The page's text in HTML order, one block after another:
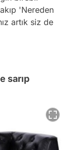
'Nereden
artık siz de
sarıp